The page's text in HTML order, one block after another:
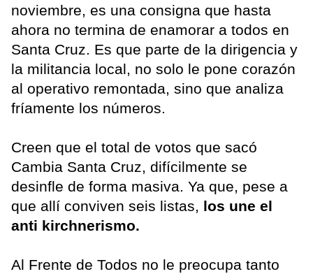
noviembre, es una consigna que hasta
ahora no termina de enamorar a todos en
Santa Cruz. Es que parte de la dirigencia y
la militancia local, no solo le pone corazón
al operativo remontada, sino que analiza
fríamente los números.
Creen que el total de votos que sacó
Cambia Santa Cruz, difícilmente se
desinfle de forma masiva. Ya que, pese a
que allí conviven seis listas, los une el
anti kirchnerismo.
Al Frente de Todos no le preocupa tanto